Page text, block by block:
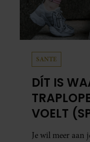
SANTE
DÍT IS
VOELT
NIET AAN
Je wil meer aan